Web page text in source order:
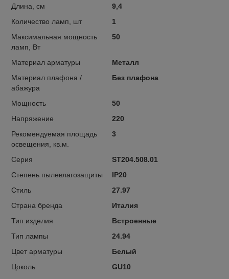
Длина, см
9,4
Количество ламп, шт
1
Максимальная мощность
ламп, Вт
50
Материал арматуры
Металл
Материал плафона /
абажура
Без плафона
Мощность
50
Напряжение
220
Рекомендуемая площадь
освещения, кв.м.
3
Серия
ST204.508.01
Степень пылевлагозащиты
IP20
Стиль
27.97
Страна бренда
Италия
Тип изделия
Встроенные
Тип лампы
24.94
Цвет арматуры
Белый
Цоколь
GU10